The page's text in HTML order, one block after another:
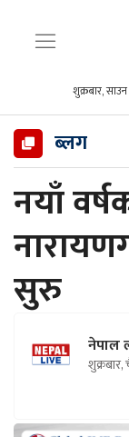
शुक्रबार,
ब्लग
नयाँ
सुरु
नेपाल